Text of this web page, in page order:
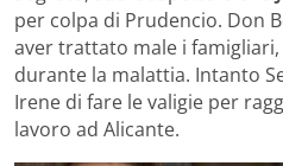
per colpa di Prudencio. Don
aver trattato male i
durante la malattia. Intanto
Irene di fare le valigie per
lavoro ad Alicante.